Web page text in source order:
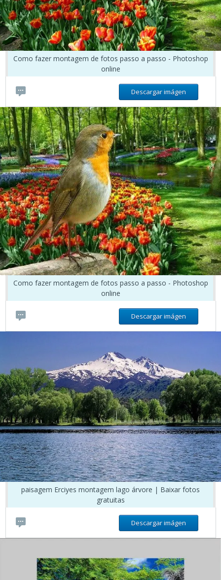
Como fazer montagem de fotos passo a passo - Photoshop
online
Descargar imágen
Como fazer montagem de fotos passo a passo - Photoshop
online
Descargar imágen
paisagem Erciyes montagem lago árvore | Baixar fotos
gratuitas
Descargar imágen